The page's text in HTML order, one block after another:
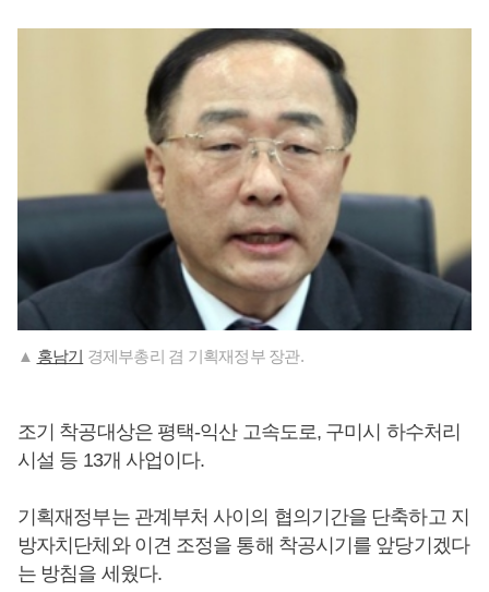
▲ 홍남기 경제부총리 겸 기획재정부 장관.
조기 착공대상은 평택-익산 고속도로, 구미시 하수처리
시설 등 13개 사업이다.
기획재정부는 관계부처 사이의 협의기간을 단축하고 지
방자치단체와 이견 조정을 통해 착공시기를 앞당기겠다
는 방침을 세웠다.